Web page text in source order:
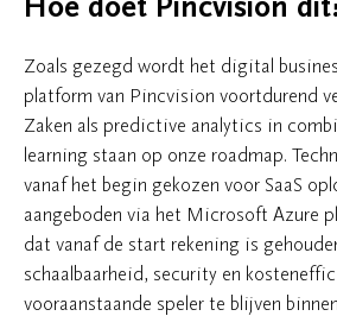
Hoe doet Pincvision
Zoals gezegd wordt het digital
platform van Pincvision voortdurend
Zaken als predictive analytics in
learning staan op onze roadmap.
vanaf het begin gekozen voor SaaS
aangeboden via het Microsoft Azure
dat vanaf de start rekening is
schaalbaarheid, security en
vooraanstaande speler te blijven